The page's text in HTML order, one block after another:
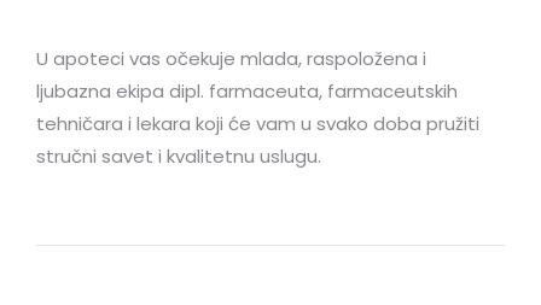
U apoteci vas očekuje mlada, raspoložena i
ljubazna ekipa dipl. farmaceuta, farmaceutskih
tehničara i lekara koji će vam u svako doba pružiti
stručni savet i kvalitetnu uslugu.